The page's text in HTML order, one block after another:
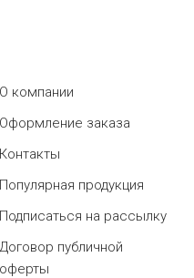
О компании
Оформление заказа
Контакты
Популярная продукция
Подписаться на рассылку
Договор публичной
оферты